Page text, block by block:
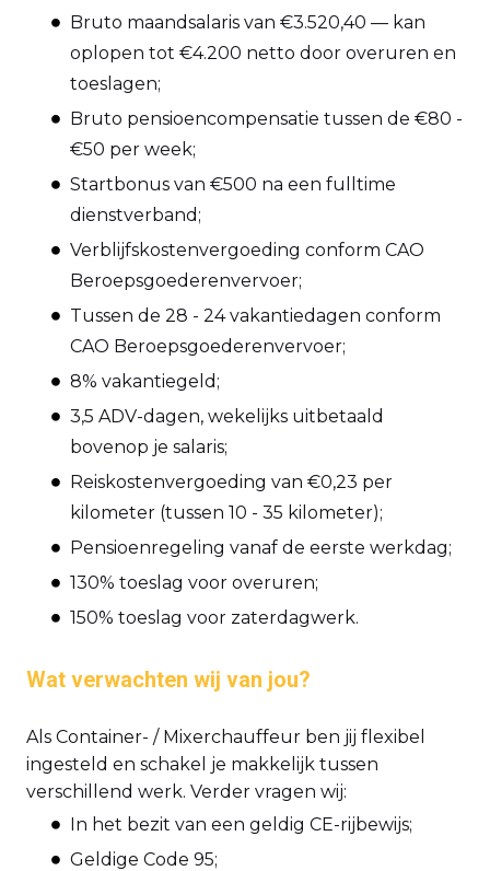
Bruto maandsalaris van €3.520,40 — kan
oplopen tot €4.200 netto door overuren en
toeslagen;
Bruto pensioencompensatie tussen de €80 -
€50 per week;
Startbonus van €500 na een fulltime
dienstverband;
Verblijfskostenvergoeding conform CAO
Beroepsgoederenvervoer;
Tussen de 28 - 24 vakantiedagen conform
CAO Beroepsgoederenvervoer;
8% vakantiegeld;
3,5 ADV-dagen, wekelijks uitbetaald
bovenop je salaris;
Reiskostenvergoeding van €0,23 per
kilometer (tussen 10 - 35 kilometer);
Pensioenregeling vanaf de eerste werkdag;
130% toeslag voor overuren;
150% toeslag voor zaterdagwerk.
Wat verwachten wij van jou?
Als Container- / Mixerchauffeur ben jij flexibel
ingesteld en schakel je makkelijk tussen
verschillend werk. Verder vragen wij:
In het bezit van een geldig CE-rijbewijs;
Geldige Code 95;